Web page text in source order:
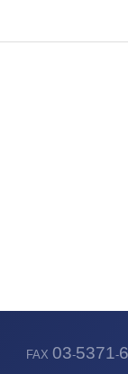
FAX 03-5371-